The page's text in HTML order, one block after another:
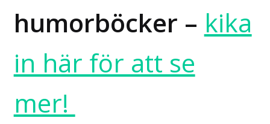
humorböcker – kika
in här för att se
mer!